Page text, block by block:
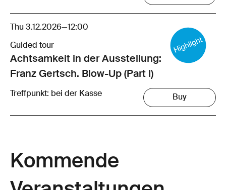
Thu 3.12.2026—12:00
Guided tour
Achtsamkeit in der Ausstellung:
Franz Gertsch. Blow-Up (Part I)
Treffpunkt: bei der Kasse Buy
Kommende